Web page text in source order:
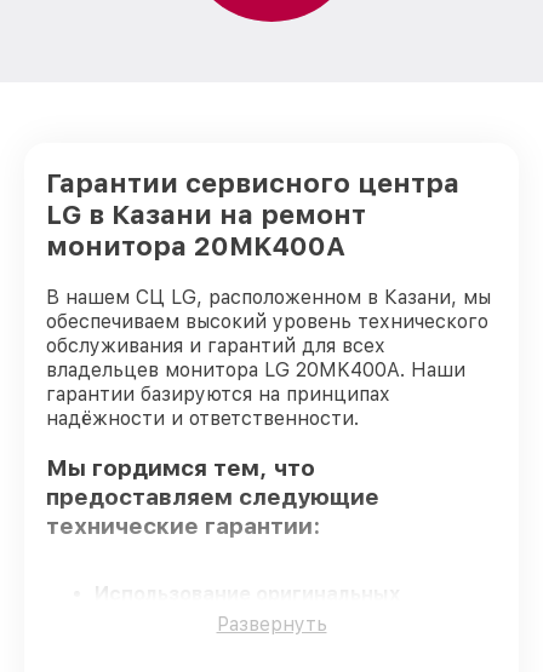
Гарантии сервисного центра
LG в Казани на ремонт
монитора 20MK400A
В нашем СЦ LG, расположенном в Казани, мы
обеспечиваем высокий уровень технического
обслуживания и гарантий для всех
владельцев монитора LG 20MK400A. Наши
гарантии базируются на принципах
надёжности и ответственности.
Мы гордимся тем, что
предоставляем следующие
технические гарантии:
– гарантируем использование
Развернуть